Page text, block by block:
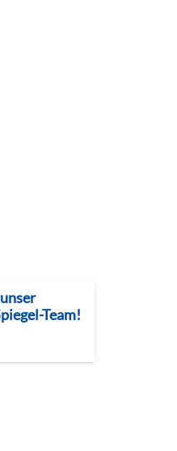
Team!